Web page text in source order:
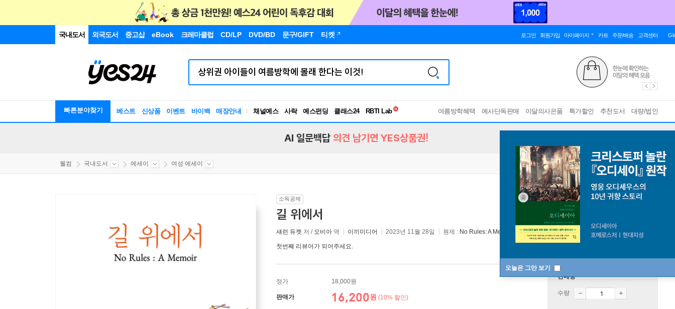
국내도서 외국도서 중고샵 eBook 크레마클럽 CD/LP DVD/BD 문구/GIFT 티켓 로그인 회원가입 마이페이지 카트 주문/배송 고객센터
빠른분야찾기 베스트 신상품 이벤트 바이백 매장안내 채널예스 사락 예스펀딩 클래스24
독서유형검사
여름방학혜택 예사단독판매 이달의사은품 특가할인 추천도서 대량/법인
오늘은 그만 보기
AI 일문백답 의견 남기면 YES상품권!
웰컴 국내도서 에세이 여성 에세이
소득공제
길 위에서
섀런 듀켓 저 / 오비아 역 이끼미디어 2023년 11월 28일 원제 : No Rules: A Memoir
첫번째 리뷰어가 되어주세요.
정가 18,000원
판매가 16,200원 (10% 할인)
판매중
수량